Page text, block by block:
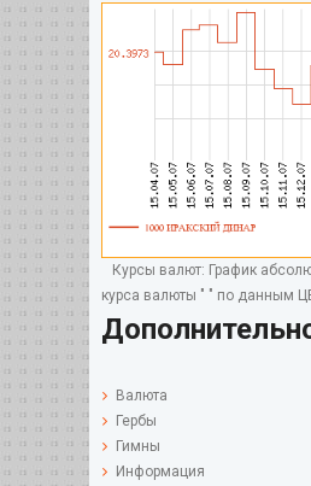
Курсы валют: График
курса валюты " " по данным
Валюта
Гербы
Гимны
Информация